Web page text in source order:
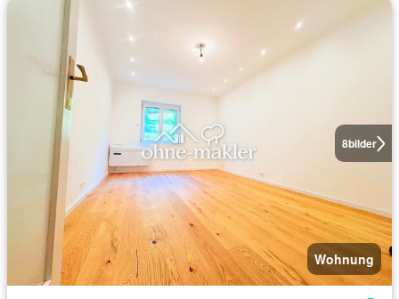
8bilder
Wohnung